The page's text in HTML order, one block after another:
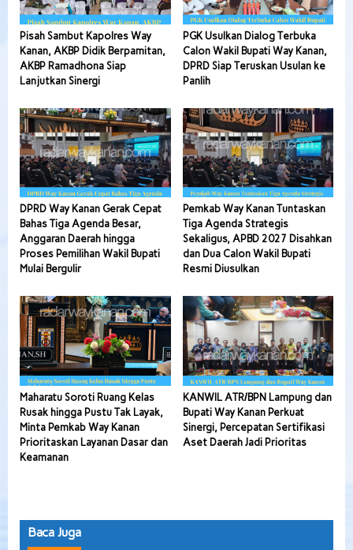
Pisah Sambut Kapolres Way
Kanan, AKBP Didik Berpamitan,
AKBP Ramadhona Siap
Lanjutkan Sinergi
PGK Usulkan Dialog Terbuka
Calon Wakil Bupati Way Kanan,
DPRD Siap Teruskan Usulan ke
Panlih
DPRD Way Kanan Gerak Cepat
Bahas Tiga Agenda Besar,
Anggaran Daerah hingga
Proses Pemilihan Wakil Bupati
Mulai Bergulir
Pemkab Way Kanan Tuntaskan
Tiga Agenda Strategis
Sekaligus, APBD 2027 Disahkan
dan Dua Calon Wakil Bupati
Resmi Diusulkan
Maharatu Soroti Ruang Kelas
Rusak hingga Pustu Tak Layak,
Minta Pemkab Way Kanan
Prioritaskan Layanan Dasar dan
Keamanan
KANWIL ATR/BPN Lampung dan
Bupati Way Kanan Perkuat
Sinergi, Percepatan Sertifikasi
Aset Daerah Jadi Prioritas
Baca Juga